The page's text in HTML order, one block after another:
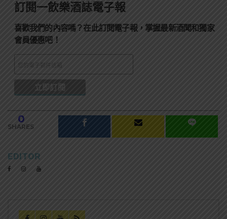
訂閱一飲樂酒誌電子報
喜歡我們的內容嗎？在此訂閱電子報，掌握最新酒聞和獨家
會員優惠吧！
0
SHARES
EDITOR